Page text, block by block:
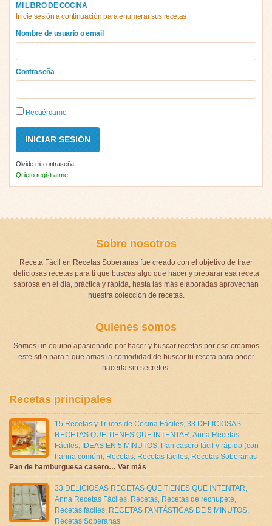
MI LIBRO DE COCINA
Inicie sesión a continuación para enumerar sus recetas
Nombre de usuario o email
Contraseña
Recuérdame
Olvide mi contraseña
Quiero registrarme
Sobre nosotros
Receta Fácil en Recetas Soberanas fue creado con el objetivo de traer
deliciosas recetas para ti que buscas algo que hacer y preparar esa receta
sabrosa en el día, práctica y rápida, hasta las más elaboradas aprovechan
nuestra colección de recetas.
Quienes somos
Somos un equipo apasionado por hacer y buscar recetas por eso creamos
este sitio para ti que amas la comodidad de buscar tu receta para poder
hacerla sin secretos.
Recetas principales
15 Recetas y Trucos de Cocina Fáciles, 33 DELICIOSAS
RECETAS QUE TIENES QUE INTENTAR,Anna Recetas
Fáciles, IDEAS EN 5 MINUTOS, Pan casero fácil y rápido (con
harina común), Recetas, Recetas fáciles, Recetas Soberanas
Pan de hamburguesa casero… Ver más
33 DELICIOSAS RECETAS QUE TIENES QUE INTENTAR,
Anna Recetas Fáciles, Recetas, Recetas de rechupete,
Recetas fáciles, RECETAS FANTÁSTICAS DE 5 MINUTOS,
Recetas Soberanas